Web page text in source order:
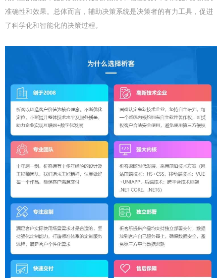
准确性和效果。总体而言，辅助决策系统是决策者的有力工具，促进
了科学化和智能化的决策过程。